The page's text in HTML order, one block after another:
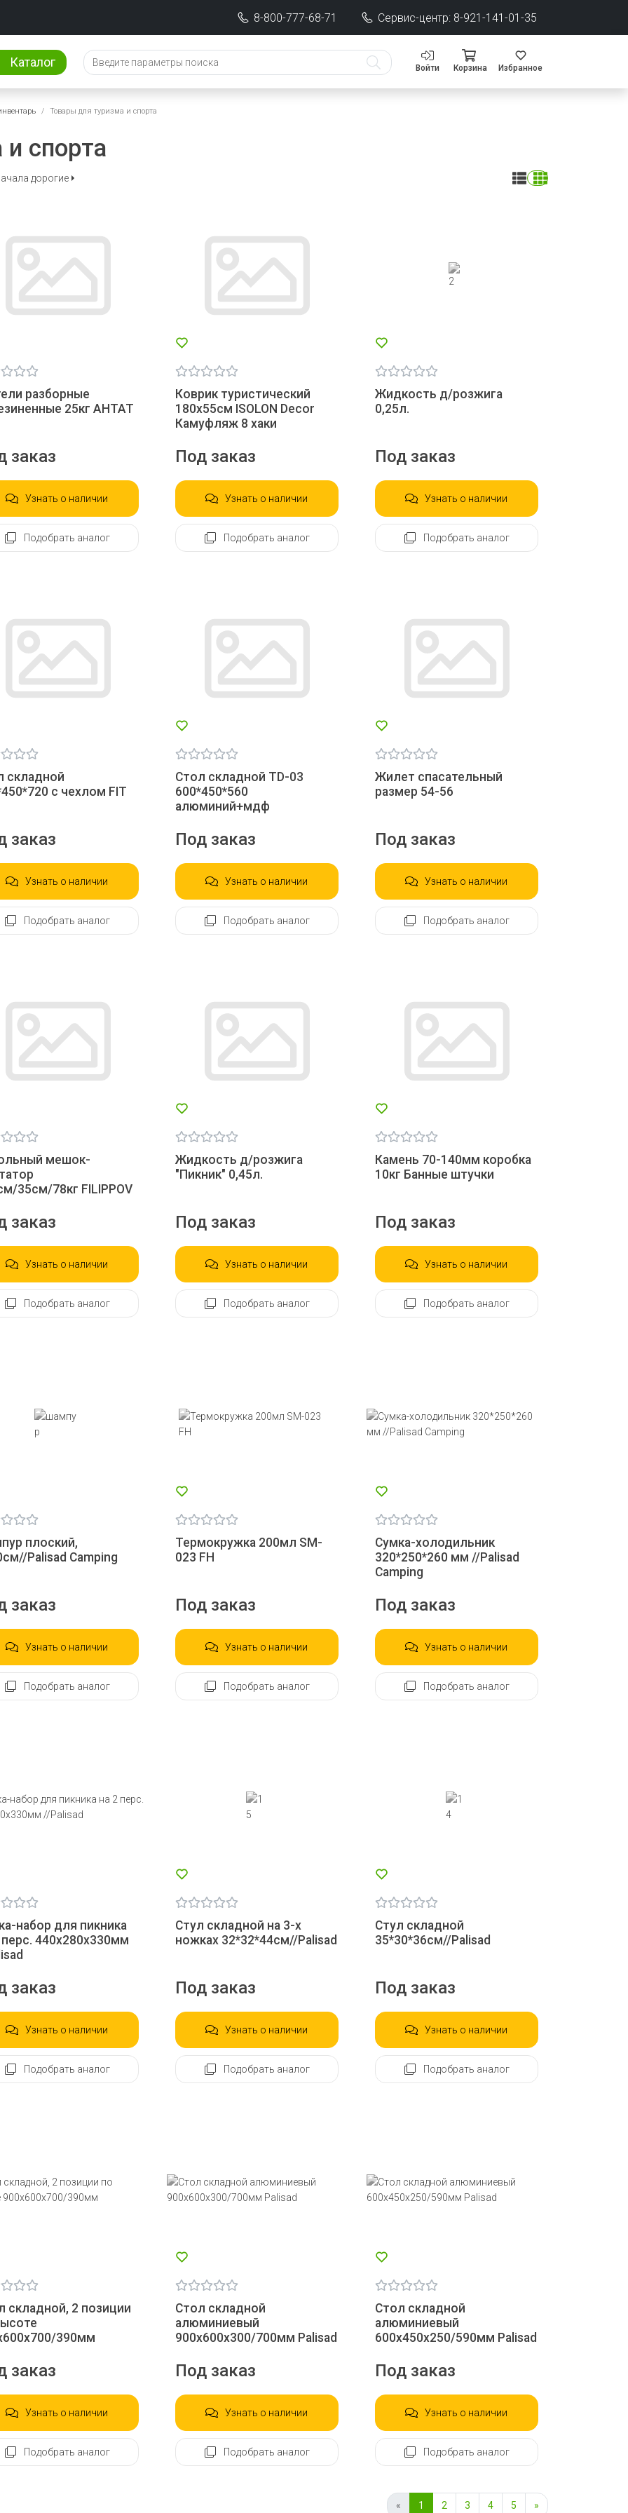
8-800-777-68-71 Сервис-центр: 8-921-141-01-35
Каталог Войти Корзина Избранное
Товары для туризма и спорта
спорта
дорогие
разборные
25кг АНТАТ
заказ
Узнать о наличии
Подобрать аналог
Коврик туристический
180х55см ISOLON Decor
Камуфляж 8 хаки
Под заказ
Узнать о наличии
Подобрать аналог
Жидкость д/розжига
0,25л.
Под заказ
Узнать о наличии
Подобрать аналог
складной
с чехлом FIT
заказ
Узнать о наличии
Подобрать аналог
Стол складной TD-03
600*450*560
алюминий+мдф
Под заказ
Узнать о наличии
Подобрать аналог
Жилет спасательный
размер 54-56
Под заказ
Узнать о наличии
Подобрать аналог
мешок-
35см/78кг FILIPPOV
заказ
Узнать о наличии
Подобрать аналог
Жидкость д/розжига
"Пикник" 0,45л.
Под заказ
Узнать о наличии
Подобрать аналог
Камень 70-140мм коробка
10кг Банные штучки
Под заказ
Узнать о наличии
Подобрать аналог
плоский,
Palisad Camping
заказ
Узнать о наличии
Подобрать аналог
Термокружка 200мл SM-
023 FH
Под заказ
Узнать о наличии
Подобрать аналог
Сумка-холодильник
320*250*260 мм //Palisad
Camping
Под заказ
Узнать о наличии
Подобрать аналог
набор для пикника
перс. 440х280х330мм
заказ
Узнать о наличии
Подобрать аналог
Стул складной на 3-х
ножках 32*32*44см//Palisad
Под заказ
Узнать о наличии
Подобрать аналог
Стул складной
35*30*36см//Palisad
Под заказ
Узнать о наличии
Подобрать аналог
складной, 2 позиции
390мм
заказ
Узнать о наличии
Подобрать аналог
Стол складной
алюминиевый
900х600х300/700мм Palisad
Под заказ
Узнать о наличии
Подобрать аналог
Стол складной
алюминиевый
600х450х250/590мм Palisad
Под заказ
Узнать о наличии
Подобрать аналог
« 1 2 3 4 5 »